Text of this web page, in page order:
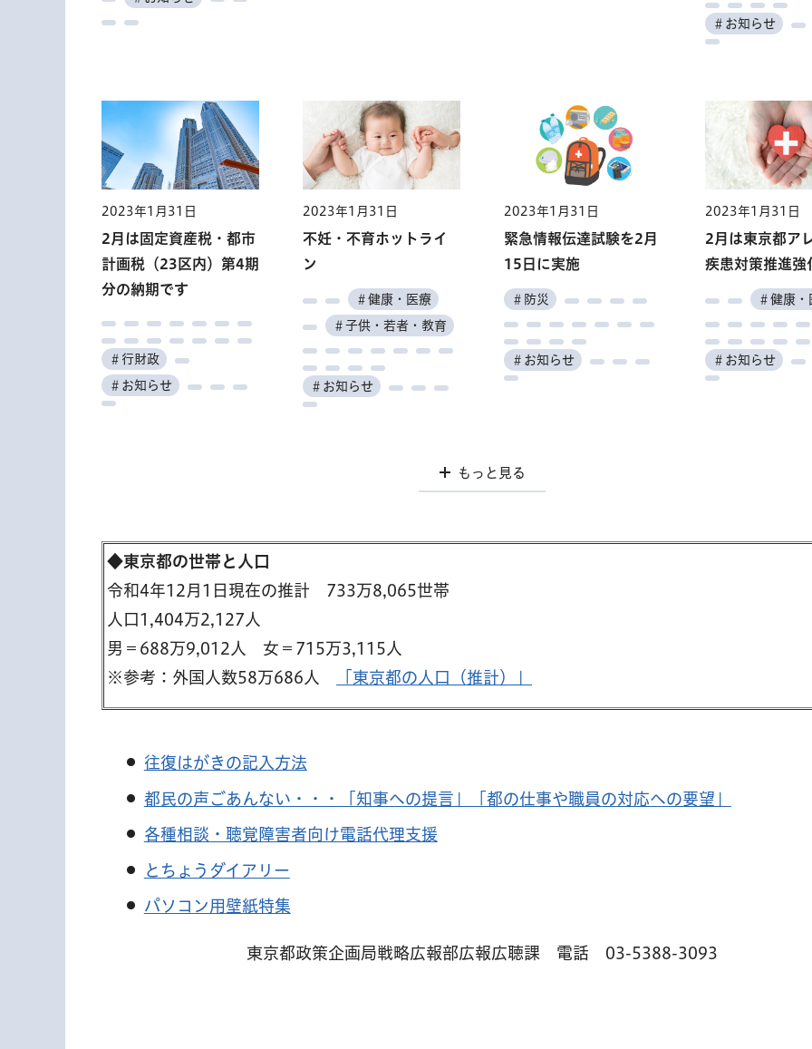
＃お知らせ
2023年1月31日
2月は固定資産税・都市
計画税（23区内）第4期
分の納期です
＃行財政
＃お知らせ
2023年1月31日
不妊・不育ホットライ
ン
＃健康・医療
＃子供・若者・教育
＃お知らせ
2023年1月31日
緊急情報伝達試験を2月
15日に実施
＃防災
＃お知らせ
2023年1月31日
2月は東京都ア
疾患対策推進強
＃健康・
＃お知らせ
もっと見る
＃催し
2023年1月31日
都内アンテナショップ
を巡るスタンプラリー
等
＃観光
＃催し
2023年1月31日
海の森公園 プレオー
プンイベント
＃環境・自然
＃催し
2023年1月31日
沖ノ鳥島・南鳥島シン
ポジウム
＃行財政
＃学ぶ
2023年1月31日
都立学校非常勤看護師
＃子供・若者・教育
＃働く
2023年1月31日
都営住宅入居者
＃その他
観光関連の企業が参
加！ 緊急対策 合同
就職面接会
＃産業・仕事
＃働く
2023年1月31日
食肉市場「肉料
会」市場の紹介
実習
＃子供・若者・
＃インフラ・ま
◆東京都の世帯と人口
令和4年12月1日現在の推計 733万8,065世帯
人口1,404万2,127人
男＝688万9,012人 女＝715万3,115人
※参考：外国人数58万686人
「東京都の人口（推計）」
往復はがきの記入方法
都民の声ごあんない・・・「知事への提言」「都の仕事や職員の対応への要望」
各種相談・聴覚障害者向け電話代理支援
とちょうダイアリー
パソコン用壁紙特集
東京都政策企画局戦略広報部広報広聴課 電話 03-5388-3093